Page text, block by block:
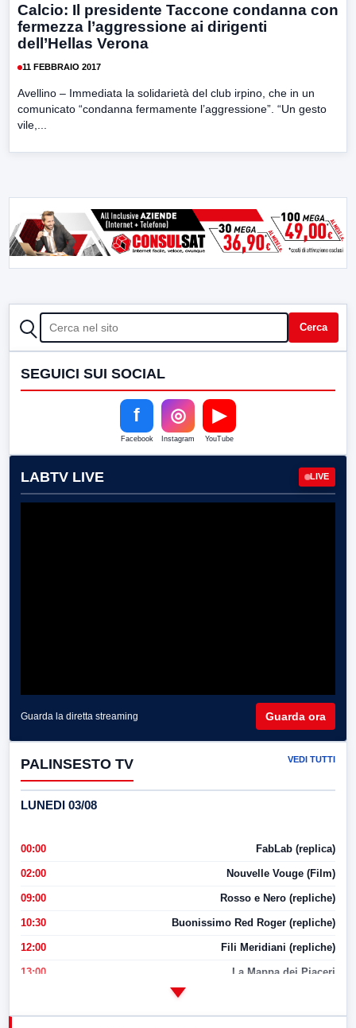
Calcio: Il presidente Taccone condanna con
fermezza l’aggressione ai dirigenti
dell’Hellas Verona
11 FEBBRAIO 2017
Avellino – Immediata la solidarietà del club irpino, che in un
comunicato “condanna fermamente l’aggressione”. “Un gesto
vile,...
CERCA Cerca
SEGUICI SUI SOCIAL
f
Facebook
◎
Instagram
▶
YouTube
LABTV LIVE LIVE
Guarda la diretta streaming Guarda ora
PALINSESTO TV VEDI TUTTI
LUNEDI 03/08
00:00 FabLab (replica)
02:00 Nouvelle Vouge (Film)
09:00 Rosso e Nero (repliche)
10:30 Buonissimo Red Roger (repliche)
12:00 Fili Meridiani (repliche)
13:00 La Mappa dei Piaceri